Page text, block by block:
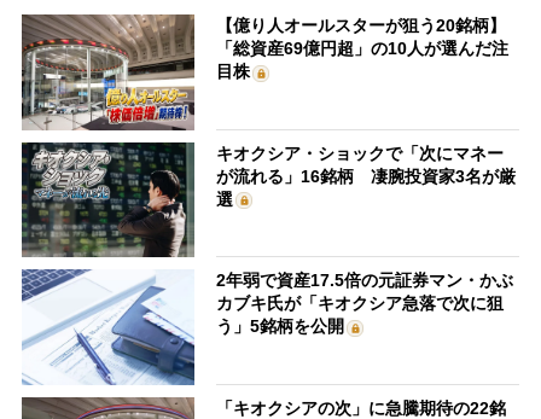
【億り人オールスターが狙う20銘柄】
「総資産69億円超」の10人が選んだ注
目株
キオクシア・ショックで「次にマネー
が流れる」16銘柄 凄腕投資家3名が厳
選
2年弱で資産17.5倍の元証券マン・かぶ
カブキ氏が「キオクシア急落で次に狙
う」5銘柄を公開
「キオクシアの次」に急騰期待の22銘